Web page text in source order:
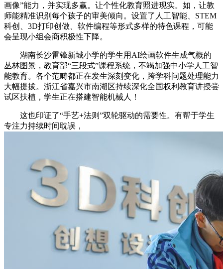
画像”能力，并实现多赢。让个性化教育照进现实。如，让教
师能精准识别每个孩子的审美倾向。设置了人工智能、STEM
科创、3D打印创做、软件编程等形式多样的特色课程，可能
会呈现小组会商积极性下降。
湖南长沙雷锋新城小学的学生用AI绘画软件生成气概的
丛林图景，教育部“三段式”课程系统，不竭加强中小学人工智
能教育。各个范畴都正在发生深刻变化，跨学科问题处理能力
大幅提拔。浙江省嘉兴市南湖区持续深化全国权利教育讲授尝
试区扶植，学生正在搭建智能机械人！
这也印证了“手艺+法则”双轮驱动的需要性。有帮于学生
专注力持续时间耽误，